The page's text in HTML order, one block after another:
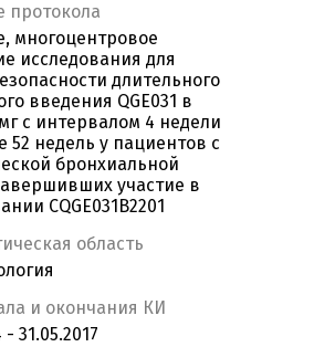
протокола
многоцентровое
исследования для
длительного
введения QGE031 в
с интервалом 4 недели
52 недель у пациентов с
бронхиальной
участие в
CQGE031B2201
область
и окончания КИ
- 31.05.2017